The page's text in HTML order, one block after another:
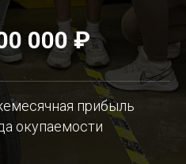
000 ₽
прибыль
окупаемости